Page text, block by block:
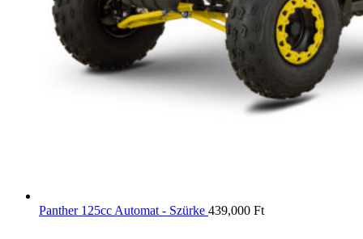
Panther 125cc Automat - Szürke 439,000 Ft